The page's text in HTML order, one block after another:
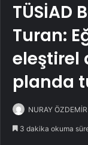
TÜSİAD
Turan:
eleştirel
planda
NURAY ÖZDEMİR
3 dakika okuma